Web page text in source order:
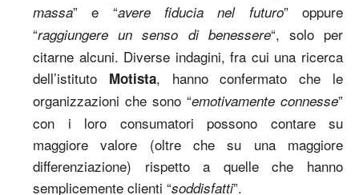
massa” e “avere fiducia nel futuro” oppure
“raggiungere un senso di benessere“, solo per
citarne alcuni. Diverse indagini, fra cui una ricerca
dell’istituto Motista, hanno confermato che le
organizzazioni che sono “emotivamente connesse”
con i loro consumatori possono contare su
maggiore valore (oltre che su una maggiore
differenziazione) rispetto a quelle che hanno
semplicemente clienti “soddisfatti”.